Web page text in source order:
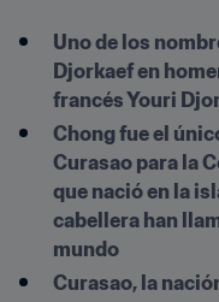
Uno de los
Djorkaef en
francés Youri
Chong fue el
Curasao para la
que nació en la
cabellera han
mundo
Curasao, la